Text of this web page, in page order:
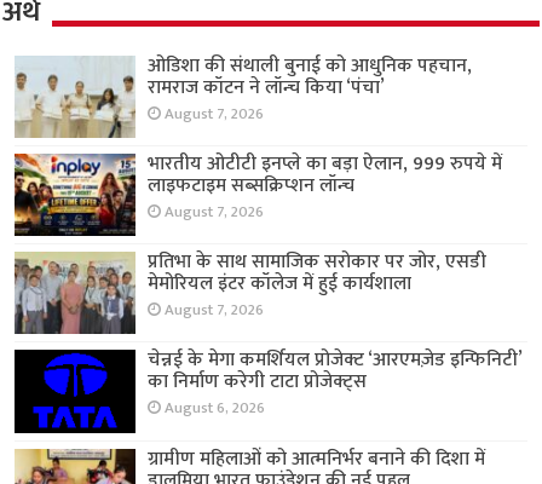
अर्थ
ओडिशा की संथाली बुनाई को आधुनिक पहचान,
रामराज कॉटन ने लॉन्च किया ‘पंचा’
August 7, 2026
भारतीय ओटीटी इनप्ले का बड़ा ऐलान, 999 रुपये में
लाइफटाइम सब्सक्रिप्शन लॉन्च
August 7, 2026
प्रतिभा के साथ सामाजिक सरोकार पर जोर, एसडी
मेमोरियल इंटर कॉलेज में हुई कार्यशाला
August 7, 2026
चेन्नई के मेगा कमर्शियल प्रोजेक्ट ‘आरएमज़ेड इन्फिनिटी’
का निर्माण करेगी टाटा प्रोजेक्ट्स
August 6, 2026
ग्रामीण महिलाओं को आत्मनिर्भर बनाने की दिशा में